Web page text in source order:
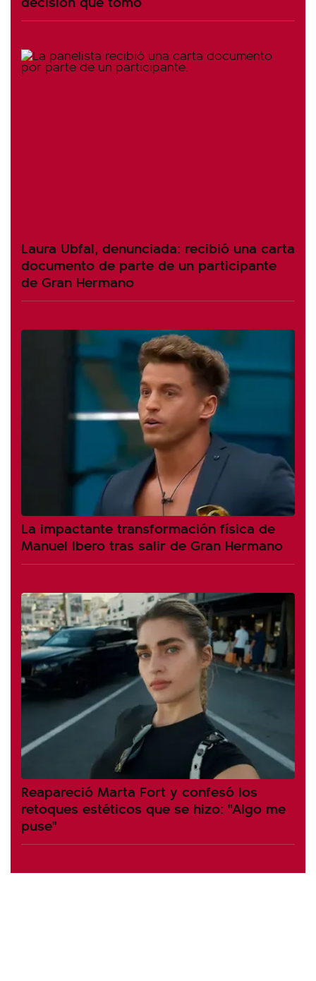
Laura Ubfal, denunciada: recibió una carta
documento de parte de un participante
de Gran Hermano
La impactante transformación física de
Manuel Ibero tras salir de Gran Hermano
Reapareció Marta Fort y confesó los
retoques estéticos que se hizo: "Algo me
puse"